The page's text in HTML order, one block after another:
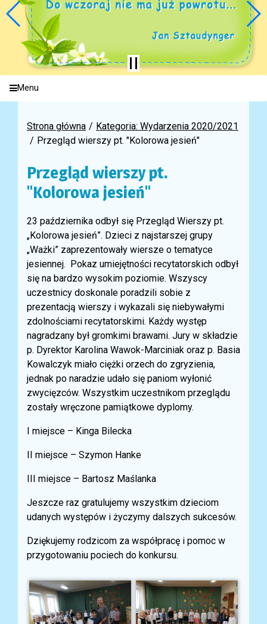
Menu
Strona główna
Kategoria: Wydarzenia 2020/2021
Przegląd wierszy pt. "Kolorowa jesień"
Przegląd wierszy pt.
"Kolorowa jesień"
23 października odbył się Przegląd Wierszy pt.
„Kolorowa jesień”. Dzieci z najstarszej grupy
„Ważki” zaprezentowały wiersze o tematyce
jesiennej. Pokaz umiejętności recytatorskich odbył
się na bardzo wysokim poziomie. Wszyscy
uczestnicy doskonale poradzili sobie z
prezentacją wierszy i wykazali się niebywałymi
zdolnościami recytatorskimi. Każdy występ
nagradzany był gromkimi brawami. Jury w składzie
p. Dyrektor Karolina Wawok-Marciniak oraz p. Basia
Kowalczyk miało ciężki orzech do zgryzienia,
jednak po naradzie udało się paniom wyłonić
zwycięzców. Wszystkim uczestnikom przeglądu
zostały wręczone pamiątkowe dyplomy.
I miejsce – Kinga Bilecka
II miejsce – Szymon Hanke
III miejsce – Bartosz Maślanka
Jeszcze raz gratulujemy wszystkim dzieciom
udanych występów i życzymy dalszych sukcesów.
Dziękujemy rodzicom za współpracę i pomoc w
przygotowaniu pociech do konkursu.